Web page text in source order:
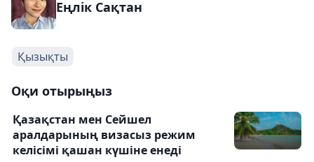
Еңлік Сақтан
Қызықты
Оқи отырыңыз
Қазақстан мен Сейшел
аралдарының визасыз режим
келісімі қашан күшіне енеді